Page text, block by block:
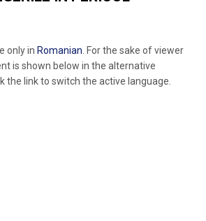
only in Romanian. For the sake of viewer
is shown below in the alternative
the link to switch the active language.